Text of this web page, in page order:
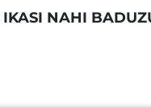
IKASI NAHI